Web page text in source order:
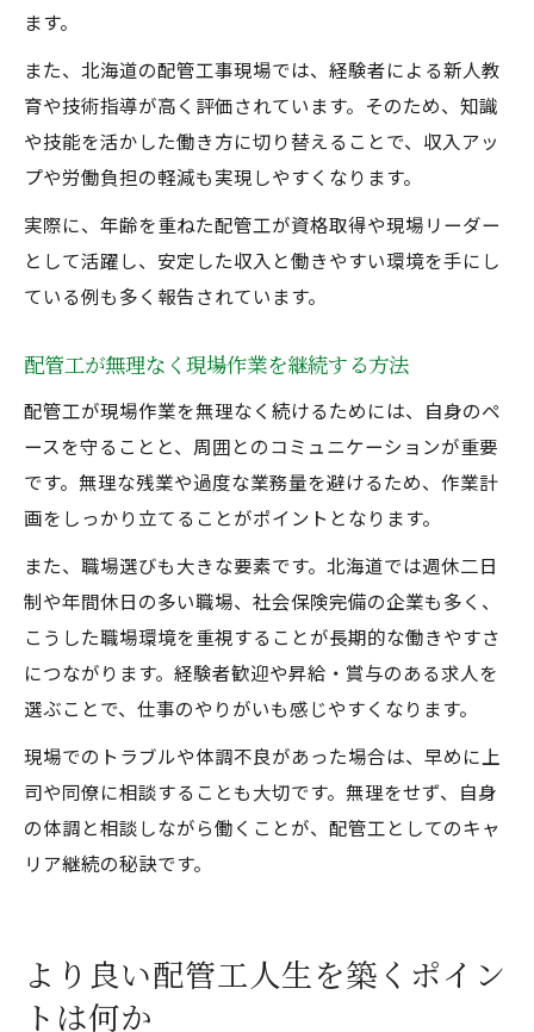
ます。
また、北海道の配管工事現場では、経験者による新人教
育や技術指導が高く評価されています。そのため、知識
や技能を活かした働き方に切り替えることで、収入アッ
プや労働負担の軽減も実現しやすくなります。
実際に、年齢を重ねた配管工が資格取得や現場リーダー
として活躍し、安定した収入と働きやすい環境を手にし
ている例も多く報告されています。
配管工が無理なく現場作業を継続する方法
配管工が現場作業を無理なく続けるためには、自身のペ
ースを守ることと、周囲とのコミュニケーションが重要
です。無理な残業や過度な業務量を避けるため、作業計
画をしっかり立てることがポイントとなります。
また、職場選びも大きな要素です。北海道では週休二日
制や年間休日の多い職場、社会保険完備の企業も多く、
こうした職場環境を重視することが長期的な働きやすさ
につながります。経験者歓迎や昇給・賞与のある求人を
選ぶことで、仕事のやりがいも感じやすくなります。
現場でのトラブルや体調不良があった場合は、早めに上
司や同僚に相談することも大切です。無理をせず、自身
の体調と相談しながら働くことが、配管工としてのキャ
リア継続の秘訣です。
より良い配管工人生を築くポイン
トは何か